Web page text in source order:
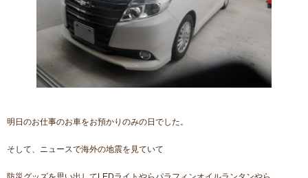
明日のお仕事のお車をお預かりのみの日でした。
そして、ニュースで海外の地震を見ていて